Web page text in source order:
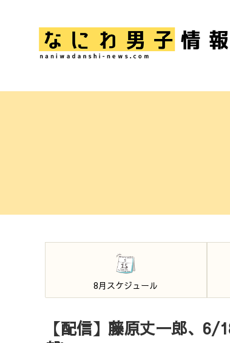
8月スケジュール
【配信】藤原丈一郎、